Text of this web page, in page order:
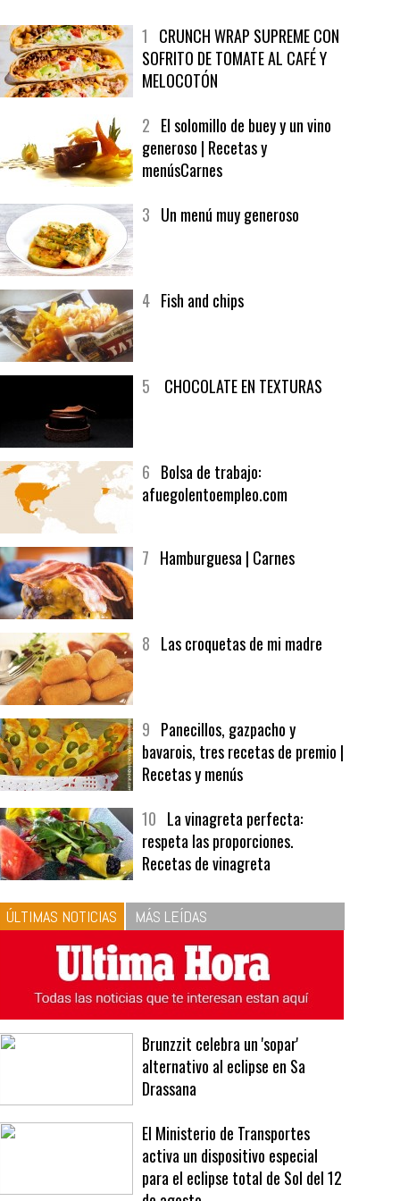
MÁS LEÍDO ÚLTIMAS PUBLICACIONES
SOFRITO DE TOMATE AL CAFÉ Y
MELOCOTÓN
generoso | Recetas y
afuegolentoempleo.com
bavarois, tres recetas de premio |
Recetas y menús
respeta las proporciones.
Recetas de vinagreta
ÚLTIMAS NOTICIAS MÁS LEÍDAS
alternativo al eclipse en Sa
Drassana